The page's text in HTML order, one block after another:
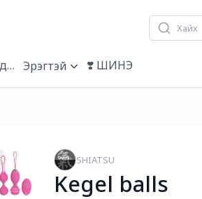
Эрэгтэй ❣️ ШИНЭ
SHIATSU
Kegel balls